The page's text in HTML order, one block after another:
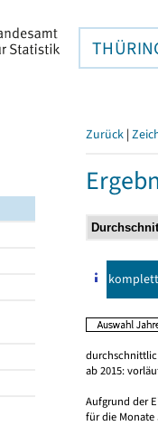
Zurück |
komplett
ab 2015:
Aufgrund der
für die Monate